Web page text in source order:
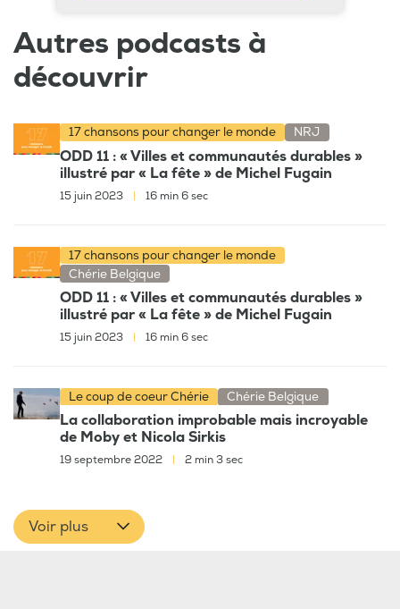
Autres podcasts à
découvrir
17 chansons pour changer le monde NRJ
ODD 11 : « Villes et communautés durables »
illustré par « La fête » de Michel Fugain
15 juin 2023 16 min 6 sec
17 chansons pour changer le monde
Chérie Belgique
ODD 11 : « Villes et communautés durables »
illustré par « La fête » de Michel Fugain
15 juin 2023 | 16 min 6 sec
Le coup de coeur Chérie Chérie Belgique
La collaboration improbable mais incroyable
de Moby et Nicola Sirkis
19 septembre 2022 2 min 3 sec
Voir plus